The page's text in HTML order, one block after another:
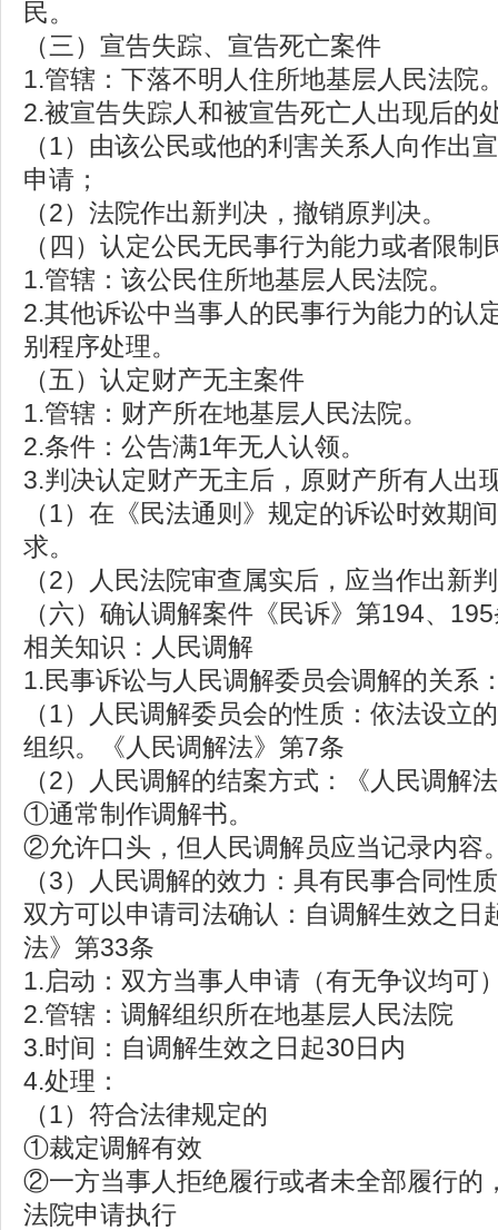
民。
（三）宣告失踪、宣告死亡案件
1.管辖：下落不明人住所地基层人民法院
2.被宣告失踪人和被宣告死亡人出现后的
（1）由该公民或他的利害关系人向作出
申请；
（2）法院作出新判决，撤销原判决。
（四）认定公民无民事行为能力或者限制
1.管辖：该公民住所地基层人民法院。
2.其他诉讼中当事人的民事行为能力的认
别程序处理。
（五）认定财产无主案件
1.管辖：财产所在地基层人民法院。
2.条件：公告满1年无人认领。
3.判决认定财产无主后，原财产所有人出
（1）在《民法通则》规定的诉讼时效期
求。
（2）人民法院审查属实后，应当作出新
（六）确认调解案件《民诉》第194、
相关知识：人民调解
1.民事诉讼与人民调解委员会调解的关系
（1）人民调解委员会的性质：依法设立
组织。《人民调解法》第7条
（2）人民调解的结案方式：《人民调解
①通常制作调解书。
②允许口头，但人民调解员应当记录内容
（3）人民调解的效力：具有民事合同性质
双方可以申请司法确认：自调解生效之日
法》第33条
1.启动：双方当事人申请（有无争议均可
2.管辖：调解组织所在地基层人民法院
3.时间：自调解生效之日起30日内
4.处理：
（1）符合法律规定的
①裁定调解有效
②一方当事人拒绝履行或者未全部履行的
法院申请执行